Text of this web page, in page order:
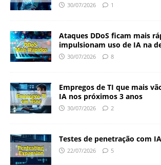
30/07/2026 1
Ataques DDoS ficam mais
impulsionam uso de IA na
30/07/2026 8
Empregos de TI que mais
IA nos próximos 3 anos
30/07/2026 2
Testes de penetração com
22/07/2026 5